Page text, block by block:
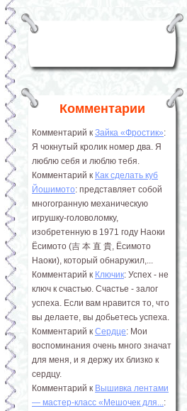
Комментарии
Комментарий к Зайка «Фростик»:
Я чокнутый кролик номер два. Я
люблю себя и люблю тебя.
Комментарий к Как сделать куб
Йошимото: представляет собой
многогранную механическую
игрушку-головоломку,
изобретенную в 1971 году Наоки
Ёсимото (吉 本 直 貴, Ёсимото
Наоки), который обнаружил,...
Комментарий к Ключик: Успех - не
ключ к счастью. Счастье - залог
успеха. Если вам нравится то, что
вы делаете, вы добьетесь успеха.
Комментарий к Сердце: Мои
воспоминания очень много значат
для меня, и я держу их близко к
сердцу.
Комментарий к Вышивка лентами
― мастер-класс «Мешочек для...: